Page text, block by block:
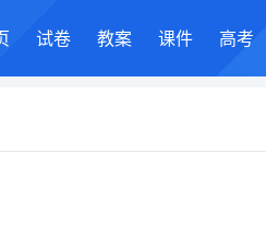
试卷 教案 课件 高考